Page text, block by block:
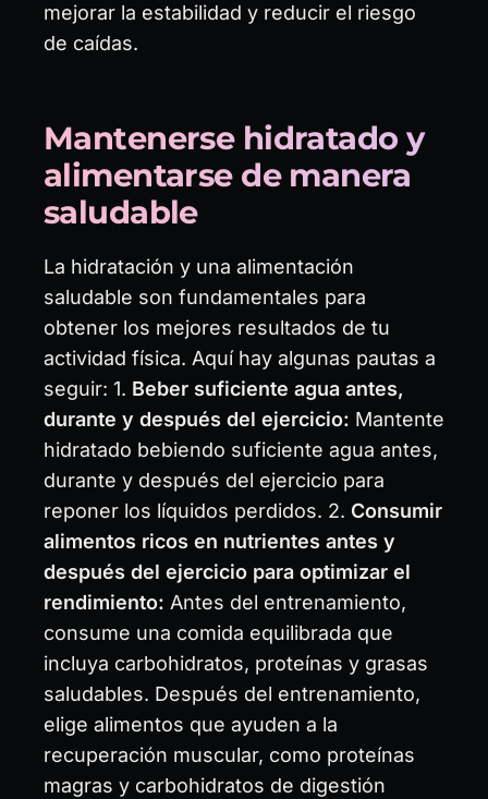
mejorar la estabilidad y reducir el riesgo
de caídas.
Mantenerse hidratado y
alimentarse de manera
saludable
La hidratación y una alimentación
saludable son fundamentales para
obtener los mejores resultados de tu
actividad física. Aquí hay algunas pautas a
seguir: 1. Beber suficiente agua antes,
durante y después del ejercicio: Mantente
hidratado bebiendo suficiente agua antes,
durante y después del ejercicio para
reponer los líquidos perdidos. 2. Consumir
alimentos ricos en nutrientes antes y
después del ejercicio para optimizar el
rendimiento: Antes del entrenamiento,
consume una comida equilibrada que
incluya carbohidratos, proteínas y grasas
saludables. Después del entrenamiento,
elige alimentos que ayuden a la
recuperación muscular, como proteínas
magras y carbohidratos de digestión